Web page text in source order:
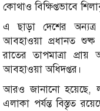
কোথাও বিক্ষিপ্তভাবে
এ ছাড়া দেশের
আবহাওয়া প্রধানত শুষ্ক
রাতের তাপমাত্রা
আবহাওয়া অধিদপ্তর।
আরও জানানো হয়েছে,
এলাকা পর্যন্ত বিস্তৃত